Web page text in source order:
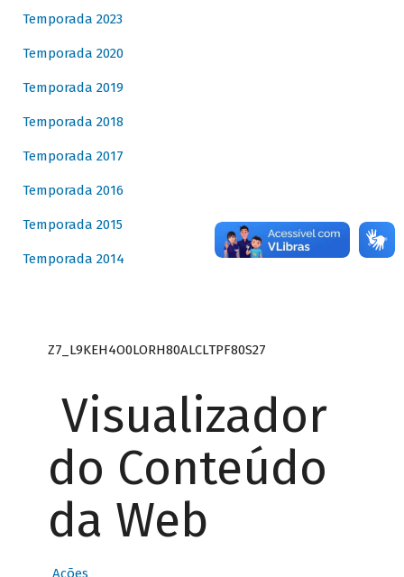
Temporada 2023
Temporada 2020
Temporada 2019
Temporada 2018
Temporada 2017
Temporada 2016
Temporada 2015
Temporada 2014
Z7_L9KEH4O0LORH80ALCLTPF80S27
Visualizador
do Conteúdo
da Web